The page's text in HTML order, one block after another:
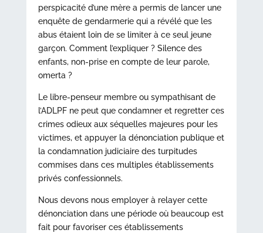
perspicacité d’une mère a permis de lancer une
enquête de gendarmerie qui a révélé que les
abus étaient loin de se limiter à ce seul jeune
garçon. Comment l’expliquer ? Silence des
enfants, non-prise en compte de leur parole,
omerta ?
Le libre-penseur membre ou sympathisant de
l’ADLPF ne peut que condamner et regretter ces
crimes odieux aux séquelles majeures pour les
victimes, et appuyer la dénonciation publique et
la condamnation judiciaire des turpitudes
commises dans ces multiples établissements
privés confessionnels.
Nous devons nous employer à relayer cette
dénonciation dans une période où beaucoup est
fait pour favoriser ces établissements